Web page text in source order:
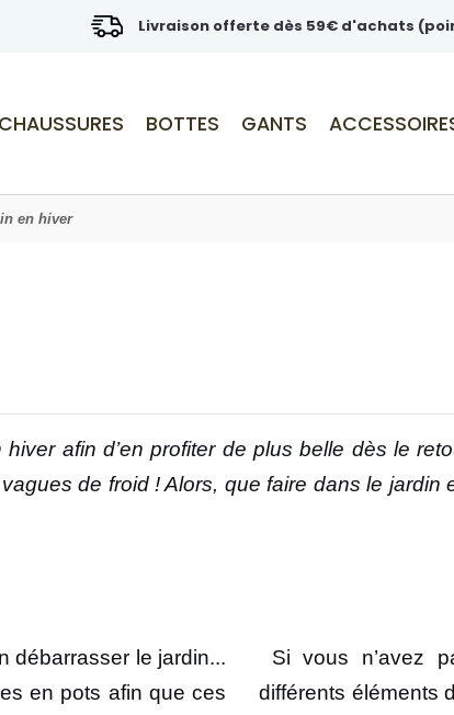
Livraison offerte dès 59€ d'achats
CHAUSSURES BOTTES GANTS
en hiver
afin d’en profiter de plus belle dès le
de froid ! Alors, que faire dans le jardin
débarrasser le jardin...
en pots afin que ces
Si vous n’avez
différents éléments